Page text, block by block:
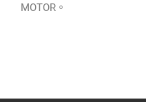
MOTOR。